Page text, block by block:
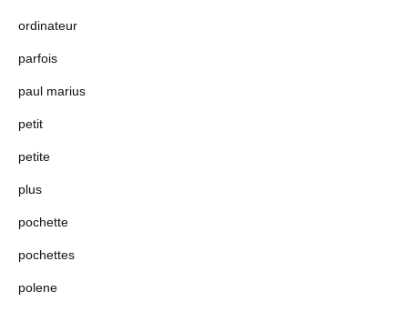
ordinateur
parfois
paul marius
petit
petite
plus
pochette
pochettes
polene